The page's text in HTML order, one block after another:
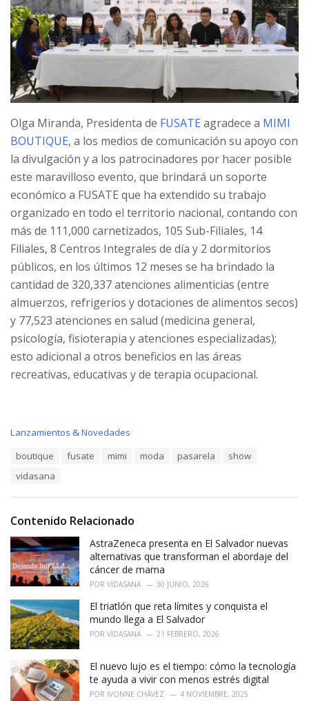
Olga Miranda, Presidenta de FUSATE agradece a MIMI
BOUTIQUE, a los medios de comunicación su apoyo con
la divulgación y a los patrocinadores por hacer posible
este maravilloso evento, que brindará un soporte
económico a FUSATE que ha extendido su trabajo
organizado en todo el territorio nacional, contando con
más de 111,000 carnetizados, 105 Sub-Filiales, 14
Filiales, 8 Centros Integrales de día y 2 dormitorios
públicos, en los últimos 12 meses se ha brindado la
cantidad de 320,337 atenciones alimenticias (entre
almuerzos, refrigerios y dotaciones de alimentos secos)
y 77,523 atenciones en salud (medicina general,
psicología, fisioterapia y atenciones especializadas);
esto adicional a otros beneficios en las áreas
recreativas, educativas y de terapia ocupacional.
C
i
s
:
Lanzamientos & Novedades
boutique fusate mimi moda pasarela
show
vidasana
Contenido Relacionado
AstraZeneca presenta en El Salvador nuevas
alternativas que transforman el abordaje del
cáncer de mama
POR VIDASANA 30 JUNIO, 2026
El triatlón que reta límites y conquista el
mundo llega a El Salvador
POR VIDASANA 21 FEBRERO, 2026
El nuevo lujo es el tiempo: cómo la tecnología
te ayuda a vivir con menos estrés digital
POR IVONNE CHÁVEZ 4 NOVIEMBRE, 2025